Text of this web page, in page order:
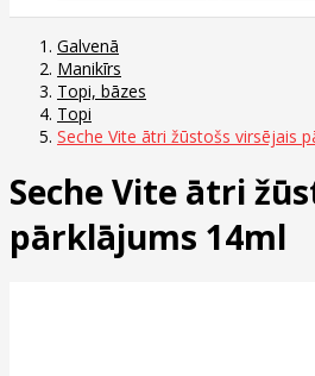
Galvenā
Manikīrs
Topi, bāzes
Topi
Seche Vite ātri žūstošs virsējais
Seche Vite ātri
pārklājums 14ml